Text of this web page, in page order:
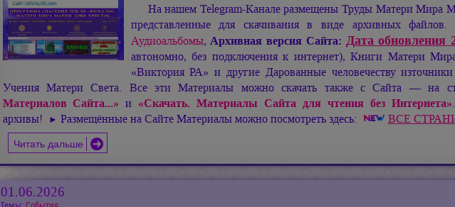
На нашем Telegram-Канале размещены Труды Матери Мира
представленные для скачивания в виде архивных
Аудиоальбомы,Архивная версия Сайта: Дата обновления
автономно, без подключения к интернет), Книги Матери
«Виктория РА» и другие Дарованные человечеству
Учения Матери Света. Все эти Материалы можно скачать также с Сайта — на
Материалов Сайта...» и «Скачать. Материалы Сайта для чтения без Интернета»
архивы!
► Размещённые на Сайте Материалы можно посмотреть здесь:
ВСЕ
Читать дальше
01.06.2026